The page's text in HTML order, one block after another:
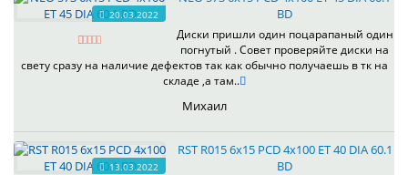
20.03.2022
BD
Диски пришли один поцарапаный один
погнутый . Совет проверяйте диски на
свету сразу на наличие дефектов так как обычно получаешь в тк на
складе ,а там..
Михаил
13.03.2022
RST R015 6x15 PCD 4x100 ET 40 DIA 60.1
BD